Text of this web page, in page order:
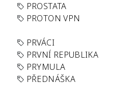
PROSTATA
PROTON VPN
PRVÁCI
PRVNÍ REPUBLIKA
PRYMULA
PŘEDNÁŠKA